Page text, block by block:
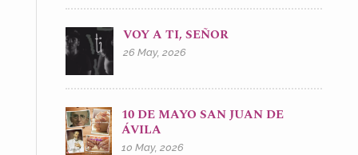
VOY A TI, SEÑOR
26 May, 2026
10 DE MAYO SAN JUAN DE
ÁVILA
10 May, 2026